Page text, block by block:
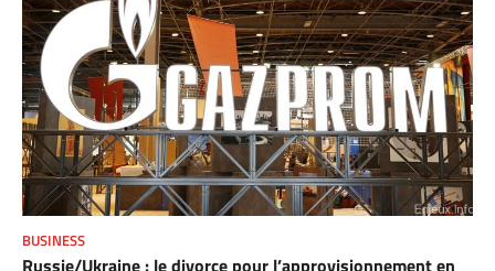
BUSINESS
Russie/Ukraine : le divorce pour l’approvisionnement en